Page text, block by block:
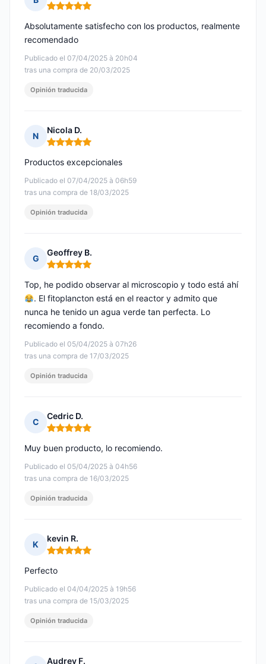
Nota: 5 de 5
Publicado el 07/04/2025 à 20h04
tras una compra de 20/03/2025
Absolutamente satisfecho con los productos, realmente
recomendado
Opinión traducida
N
Nicola D.
Nota: 5 de 5
Publicado el 07/04/2025 à 06h59
tras una compra de 18/03/2025
Productos excepcionales
Opinión traducida
G
Geoffrey B.
Nota: 5 de 5
Publicado el 05/04/2025 à 07h26
tras una compra de 17/03/2025
Top, he podido observar al microscopio y todo está ahí
. El fitoplancton está en el reactor y admito que
nunca he tenido un agua verde tan perfecta. Lo
recomiendo a fondo.
Opinión traducida
C
Cedric D.
Nota: 5 de 5
Publicado el 05/04/2025 à 04h56
tras una compra de 16/03/2025
Muy buen producto, lo recomiendo.
Opinión traducida
K
kevin R.
Nota: 5 de 5
Publicado el 04/04/2025 à 19h56
tras una compra de 15/03/2025
Perfecto
Opinión traducida
Audrey F.